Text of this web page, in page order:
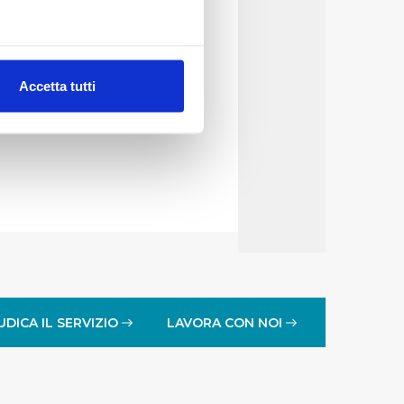
(impronte
che l’Utente ha fornito
Accetta tutti
IL SERVIZIO LAVORA CON NOI